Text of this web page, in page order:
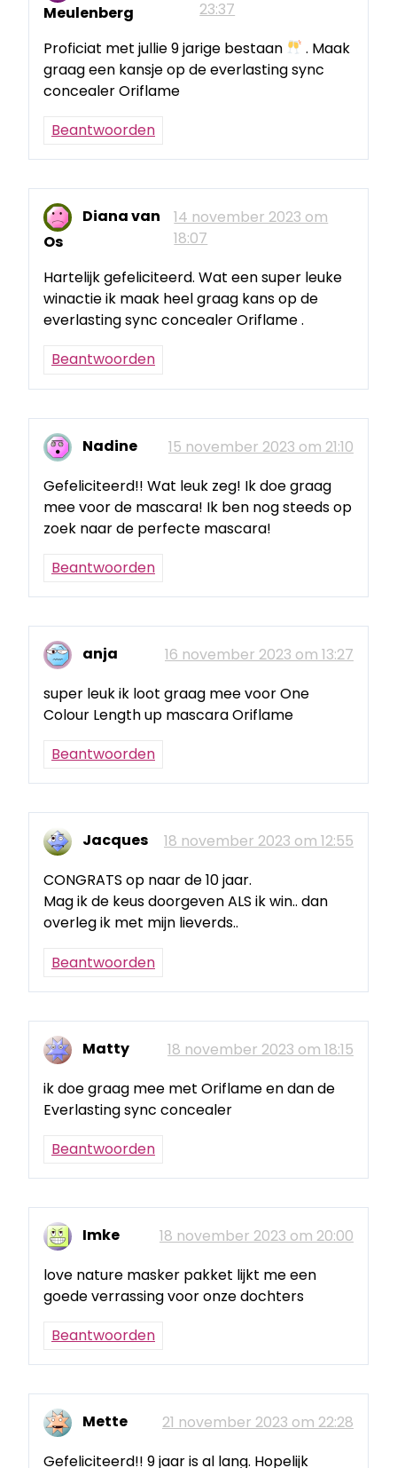
Meulenberg
23:37
Proficiat met jullie 9 jarige bestaan
. Maak
graag een kansje op de everlasting sync
concealer Oriflame
Beantwoorden
Diana van
Os
14 november 2023 om
18:07
Hartelijk gefeliciteerd. Wat een super leuke
winactie ik maak heel graag kans op de
everlasting sync concealer Oriflame .
Beantwoorden
Nadine
15 november 2023 om 21:10
Gefeliciteerd!! Wat leuk zeg! Ik doe graag
mee voor de mascara! Ik ben nog steeds op
zoek naar de perfecte mascara!
Beantwoorden
anja
16 november 2023 om 13:27
super leuk ik loot graag mee voor One
Colour Length up mascara Oriflame
Beantwoorden
Jacques
18 november 2023 om 12:55
CONGRATS op naar de 10 jaar.
Mag ik de keus doorgeven ALS ik win.. dan
overleg ik met mijn lieverds..
Beantwoorden
Matty
18 november 2023 om 18:15
ik doe graag mee met Oriflame en dan de
Everlasting sync concealer
Beantwoorden
Imke
18 november 2023 om 20:00
love nature masker pakket lijkt me een
goede verrassing voor onze dochters
Beantwoorden
Mette
21 november 2023 om 22:28
Gefeliciteerd!! 9 jaar is al lang. Hopelijk